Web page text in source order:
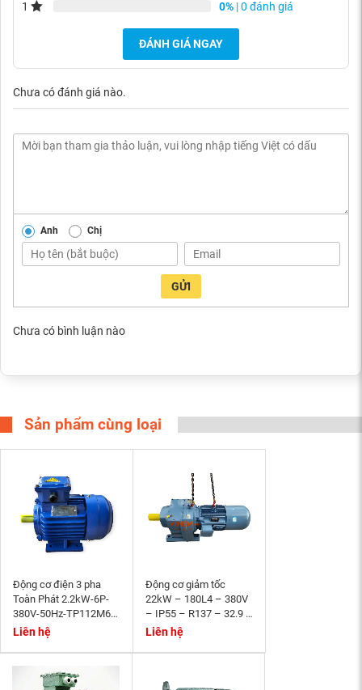
1
0% | 0 đánh giá
ĐÁNH GIÁ NGAY
Chưa có đánh giá nào.
Anh Chị
GỬI
Chưa có bình luận nào
Sản phẩm cùng loại
Động cơ điện 3 pha
Toàn Phát 2.2kW-6P-
380V-50Hz-TP112M6-
B3- tốc độ 940~1000
Liên hệ
Động cơ giảm tốc
22kW – 180L4 – 380V
– IP55 – R137 – 32.9 –
Momen phanh 200Nm
Liên hệ